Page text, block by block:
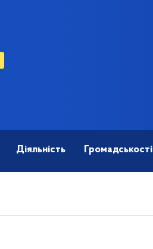
Діяльність Громадськості